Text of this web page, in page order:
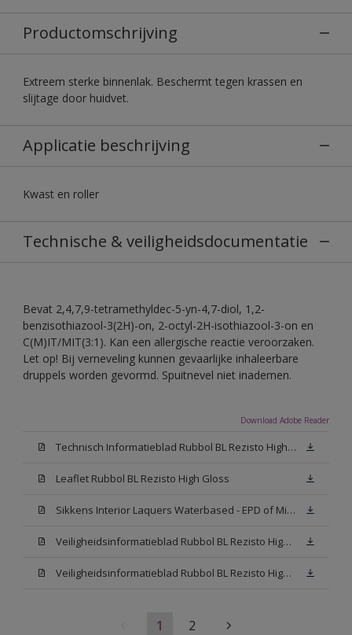
Productomschrijving
Extreem sterke binnenlak. Beschermt tegen krassen en
slijtage door huidvet.
Applicatie beschrijving
Kwast en roller
Technische & veiligheidsdocumentatie
Bevat 2,4,7,9-tetramethyldec-5-yn-4,7-diol, 1,2-
benzisothiazool-3(2H)-on, 2-octyl-2H-isothiazool-3-on en
C(M)IT/MIT(3:1). Kan een allergische reactie veroorzaken.
Let op! Bij verneveling kunnen gevaarlijke inhaleerbare
druppels worden gevormd. Spuitnevel niet inademen.
Download Adobe Reader
Technisch Informatieblad Rubbol BL Rezisto High Gloss (New Livery) (PDF)
Leaflet Rubbol BL Rezisto High Gloss
Sikkens Interior Laquers Waterbased - EPD of Milieuproductverklaring
Veiligheidsinformatieblad Rubbol BL Rezisto High Gloss N00 (MSDS)
Veiligheidsinformatieblad Rubbol BL Rezisto High Gloss White (MSDS)
1 2